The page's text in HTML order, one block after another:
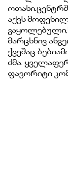
აქვს
მარცხნივ
ქვეშაც
ძმა.
ფავორიტი